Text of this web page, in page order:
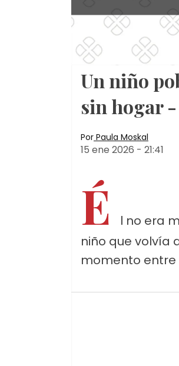
Un niño
sin hogar -
Por Paula Moskal
15 ene 2026 - 21:41
É
l no era
niño que volvía
momento entre